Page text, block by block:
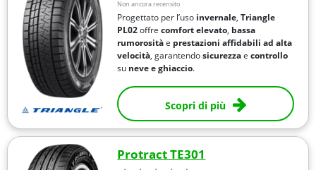
Non ancora recensito
Progettato per l’uso invernale,Triangle
PL02offrecomfort elevato, bassa
rumorositàe prestazioni affidabili ad alta
velocità, garantendosicurezzaecontrollo
su neve e ghiaccio.
Scopri di più
Protract TE301